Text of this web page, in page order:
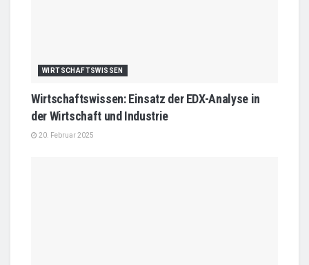
WIRTSCHAFTSWISSEN
Wirtschaftswissen: Einsatz der EDX-Analyse in
der Wirtschaft und Industrie
20. Februar 2025